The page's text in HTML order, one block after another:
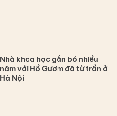
Nhà khoa học gắn bó nhiều
năm với Hồ Gươm đã từ trần ở
Hà Nội